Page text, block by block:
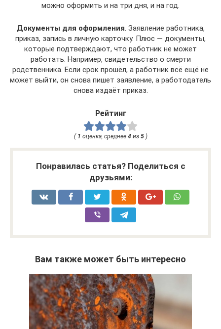
можно оформить и на три дня, и на год.
Документы для оформления . Заявление работника,
приказ, запись в личную карточку. Плюс — документы,
которые подтверждают, что работник не может
работать. Например, свидетельство о смерти
родственника. Если срок прошёл, а работник всё ещё не
может выйти, он снова пишет заявление, а работодатель
снова издаёт приказ.
Рейтинг
( 1 оценка, среднее 4из 5)
Понравилась статья? Поделиться с
друзьями:
Вам также может быть интересно